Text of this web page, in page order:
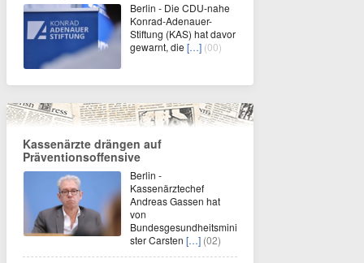
Berlin - Die CDU-nahe
Konrad-Adenauer-
Stiftung (KAS) hat davor
gewarnt, die […] (00)
Kassenärzte drängen auf
Präventionsoffensive
Berlin -
Kassenärztechef
Andreas Gassen hat
von
Bundesgesundheitsmini
ster Carsten […] (02)